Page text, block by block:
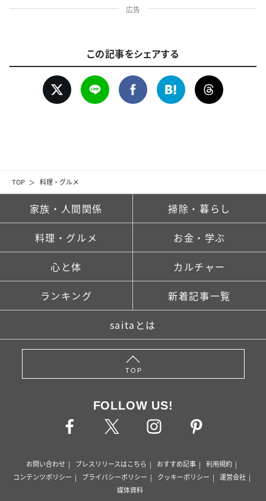
TOP 料理・グルメ
広告
この記事をシェアする
家族・人間関係 掃除・暮らし
料理・グルメ お金・学ぶ
心と体 カルチャー
ランキング 新着記事一覧
saitaとは
TOP
FOLLOW US!
お問い合わせ プレスリリースはこちら おすすめ記事
利用規約
コンテンツポリシー
プライバシーポリシー クッキーポリシー
運営会社
媒体資料